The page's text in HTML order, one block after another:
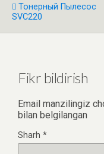
Тонерный Пылесос
SVC220
Fikr bildirish
Email manzilingiz
bilan belgilangan
Sharh *